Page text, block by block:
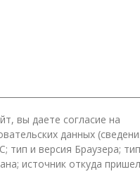
вы даете согласие на
данных
тип и версия Браузера; тип
источник откуда